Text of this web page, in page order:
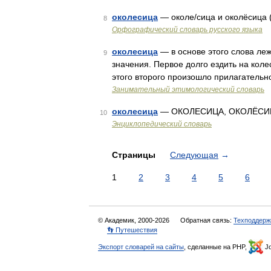
8 околесица — околе/сица и околёсица
Орфографический словарь русского языка
9 околесица — в основе этого слова
значения. Первое долго ездить на
этого второго произошло
Занимательный этимологический словарь
10 околесица — ОКОЛЕСИЦА,
Энциклопедический словарь
Страницы Следующая →
1 2 3 4 5 6
© Академик, 2000-2026 Обратная связь:
👣 Путешествия
Экспорт словарей на сайты , сделанные на PHP,